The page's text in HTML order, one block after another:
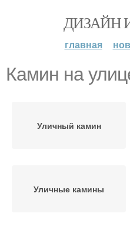
ДИЗАЙН
главная
Камин на
Уличный камин
Уличные камины